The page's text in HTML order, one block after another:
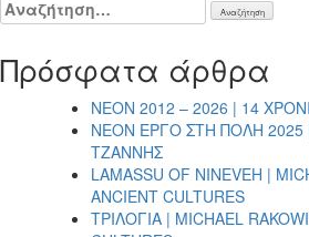
για:
Πρόσφατα άρθρα
NEON 2012 – 2026 | 14
NEON ΕΡΓΟ ΣΤΗ ΠΟΛΗ
ΤΖΑΝΝΗΣ
LAMASSU OF NINEVEH |
ANCIENT CULTURES
ΤΡΙΛΟΓΙΑ | MICHAEL